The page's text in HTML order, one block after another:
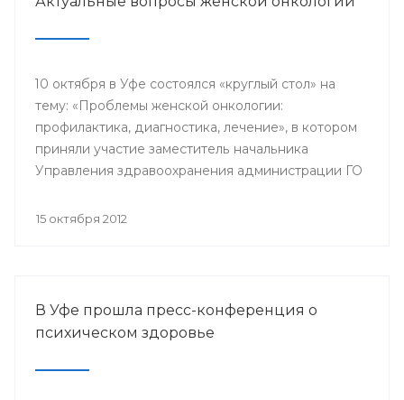
10 октября в Уфе состоялся «круглый стол» на
тему: «Проблемы женской онкологии:
профилактика, диагностика, лечение», в котором
приняли участие заместитель начальника
Управления здравоохранения администрации ГО
отделением операционной гинекологии
Шамиль Ганцев, главный врач Городского центра
медицинской профилактики Сара Ахтямова,
представители клиник «Здоровье женщины»,
«Мой доктор», «Будь здоров», «Мать и дитя» и
15 октября 2012
В Уфе прошла пресс-конференция о
психическом здоровье